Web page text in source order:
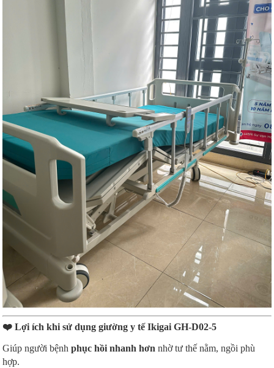
❤️Lợi ích khi sử dụng giường y tế Ikigai GH-D02-5
Giúp người bệnhphục hồi nhanh hơn nhờ tư thế nằm, ngồi phù
hợp.